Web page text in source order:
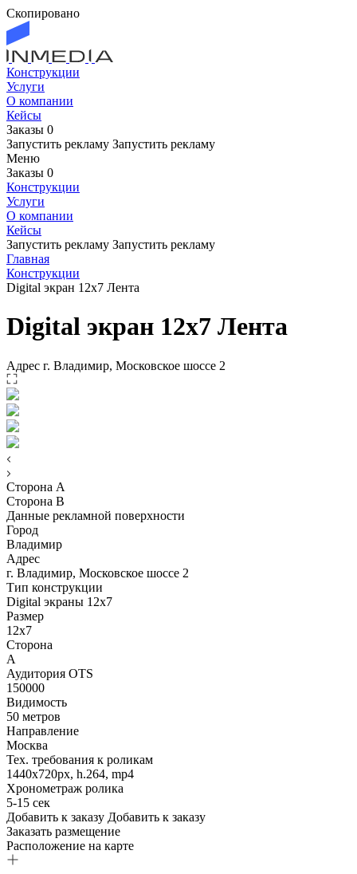
Скопировано
Конструкции
Услуги
О компании
Кейсы
Заказы 0
Запустить рекламу Запустить рекламу
Меню
Заказы 0
Конструкции
Услуги
О компании
Кейсы
Запустить рекламу Запустить рекламу
Главная
Конструкции
Digital экран 12x7 Лента
Digital экран 12x7 Лента
Адрес г. Владимир, Московское шоссе 2
Сторона A
Сторона B
Данные рекламной поверхности
Город
Владимир
Адрес
г. Владимир, Московское шоссе 2
Тип конструкции
Digital экраны 12x7
Размер
12х7
Сторона
А
Аудитория OTS
150000
Видимость
50 метров
Направление
Москва
Тех. требования к роликам
1440х720px, h.264, mp4
Хронометраж ролика
5-15 сек
Добавить к заказу Добавить к заказу
Заказать размещение
Расположение на карте